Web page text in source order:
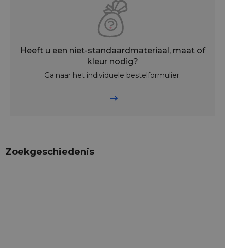
Heeft u een niet-standaardmateriaal, maat of
kleur nodig?
Ga naar het individuele bestelformulier.
Zoekgeschiedenis